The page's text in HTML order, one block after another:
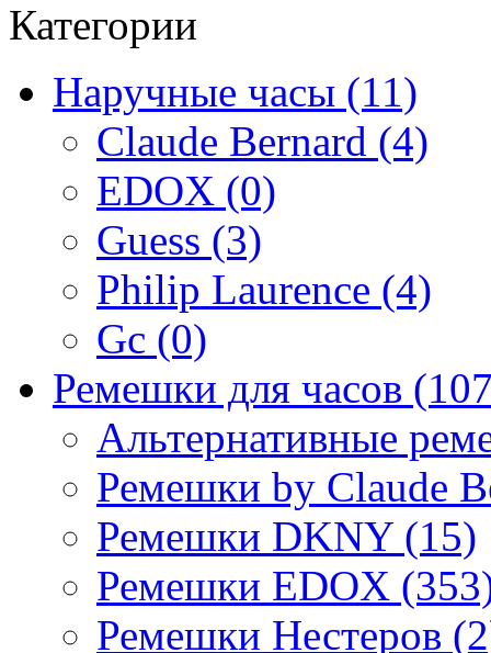
Категории
Наручные часы (11)
Claude Bernard (4)
EDOX (0)
Guess (3)
Philip Laurence (4)
Gc (0)
Ремешки для часов
Альтернативные
Ремешки by Claude
Ремешки DKNY (15)
Ремешки EDOX
Ремешки Нестеров